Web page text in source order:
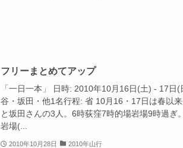
フリーまとめてアップ
「一日一本」 日時: 2010年10月16日(土) - 17
谷・坂田・他1名行程: 省 10月16・17日は春以
と坂田さんの3人。6時荻窪7時的場岩場9時過ぎ
岩場(...
2010年10月28日 2010年山行